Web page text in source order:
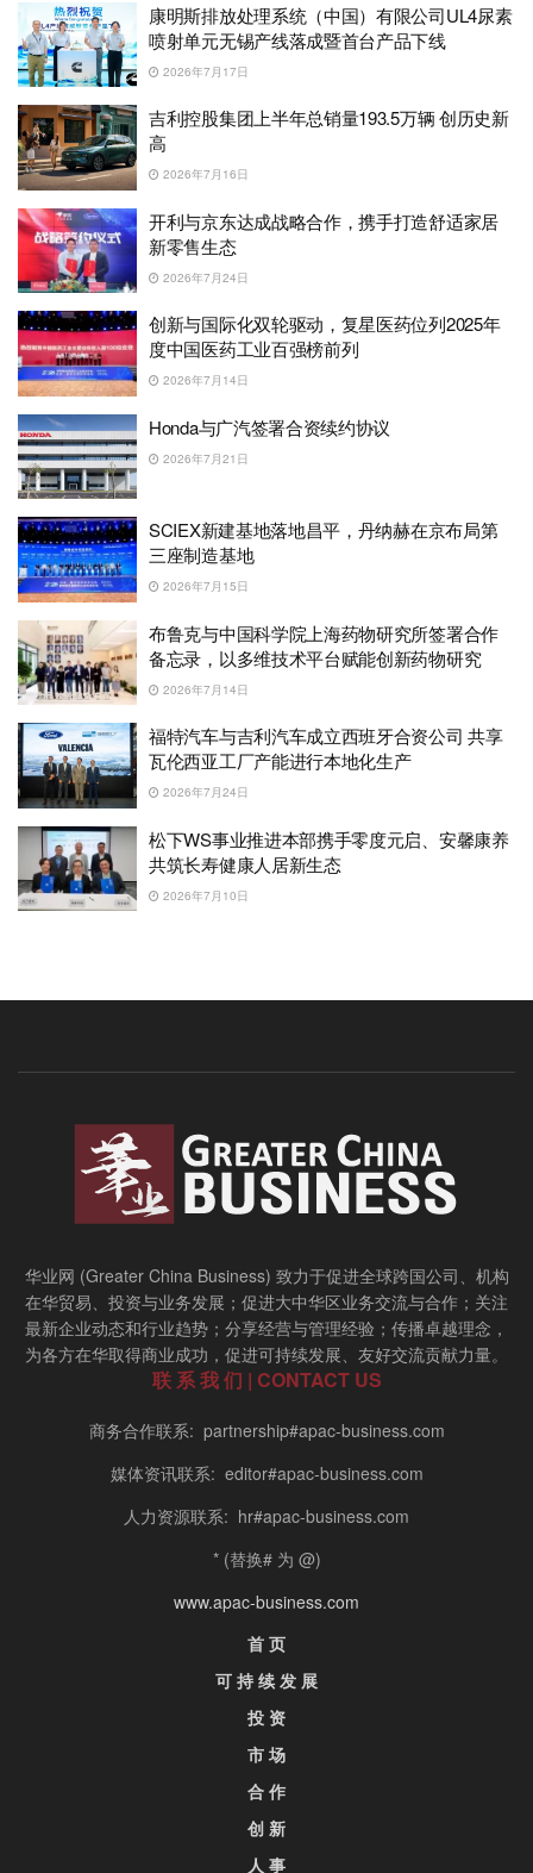
康明斯排放处理系统（中国）有限公司UL4尿素
喷射单元无锡产线落成暨首台产品下线
2026年7月17日
吉利控股集团上半年总销量193.5万辆 创历史新
高
2026年7月16日
开利与京东达成战略合作，携手打造舒适家居
新零售生态
2026年7月24日
创新与国际化双轮驱动，复星医药位列2025年
度中国医药工业百强榜前列
2026年7月14日
Honda与广汽签署合资续约协议
2026年7月21日
SCIEX新建基地落地昌平，丹纳赫在京布局第
三座制造基地
2026年7月15日
布鲁克与中国科学院上海药物研究所签署合作
备忘录，以多维技术平台赋能创新药物研究
2026年7月14日
福特汽车与吉利汽车成立西班牙合资公司 共享
瓦伦西亚工厂产能进行本地化生产
2026年7月24日
松下WS事业推进本部携手零度元启、安馨康养
共筑长寿健康人居新生态
2026年7月10日
华业网 (Greater China Business) 致力于促进全球跨国公司、机构
在华贸易、投资与业务发展；促进大中华区业务交流与合作；关注
最新企业动态和行业趋势；分享经营与管理经验；传播卓越理念，
为各方在华取得商业成功，促进可持续发展、友好交流贡献力量。
联 系 我 们 | CONTACT US
商务合作联系: partnership#apac-business.com
媒体资讯联系: editor#apac-business.com
人力资源联系: hr#apac-business.com
* (替换# 为 @)
www.apac-business.com
首 页
可 持 续 发 展
投 资
市 场
合 作
创 新
人 事